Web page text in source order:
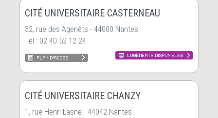
CITÉ UNIVERSITAIRE CASTERNEAU
32, rue des Agenêts - 44000 Nantes
Tél : 02 40 52 12 24
CITÉ UNIVERSITAIRE CHANZY
1, rue Henri Lasne - 44042 Nantes